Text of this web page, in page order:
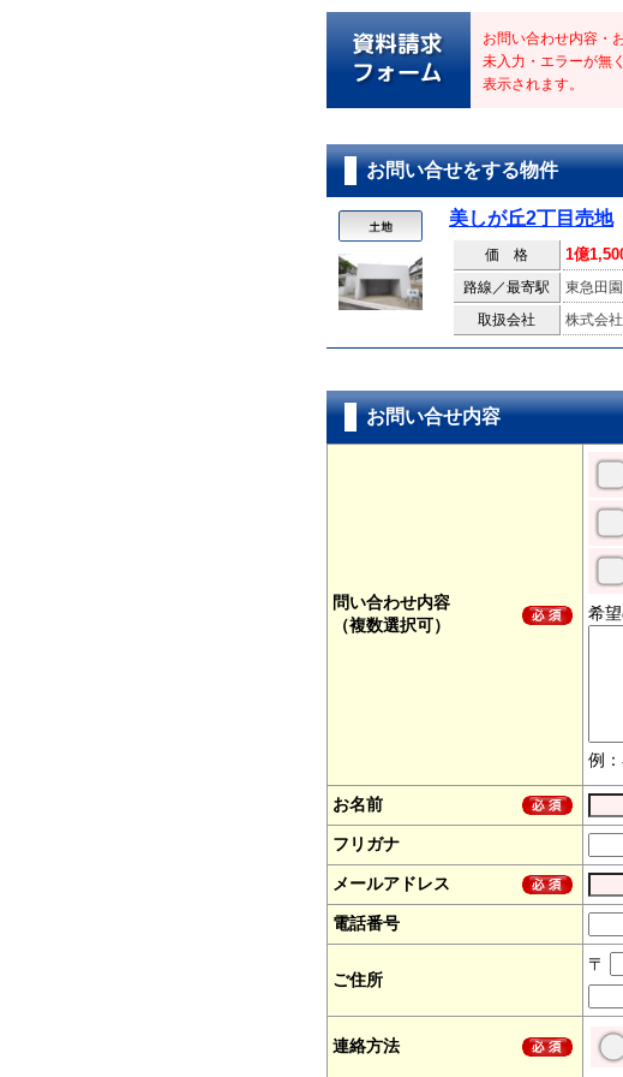
お問い合わせ内容・
未入力・エラーが無
表示されます。
お問い合せをする物件
美しが丘2丁目売地
価 格 1億
路線／最寄駅
東急田
取扱会社
株式会
お問い合せ内容
問い合わせ内容
（複数選択可）
希
例
お名前
フリガナ
メールアドレス
電話番号
ご住所
〒
連絡方法